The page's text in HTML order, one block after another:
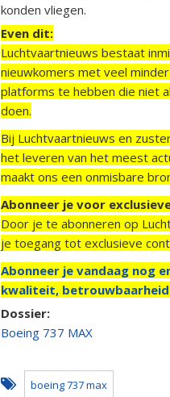
konden vliegen.
Even dit:
Luchtvaartnieuws bestaat
nieuwkomers met veel
platforms te hebben die niet
doen.
Bij Luchtvaartnieuws en
het leveren van het meest
maakt ons een onmisbare
Abonneer je voor
Door je te abonneren op
je toegang tot exclusieve
Abonneer je vandaag nog
kwaliteit,
Dossier:
Boeing 737 MAX
boeing 737 max